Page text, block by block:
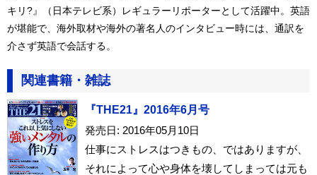
キリ?』（日本テレビ系）レギュラーリポーターとして活躍中。英語
が堪能で、海外取材や海外の著名人のインタビュー時には、通訳を
介さず英語で会話する。
関連書籍・雑誌
『THE21』2016年6月号
発売日: 2016年05月10日
仕事にストレスはつきもの、ではありますが、
それによって心や身体を壊してしまっては元も